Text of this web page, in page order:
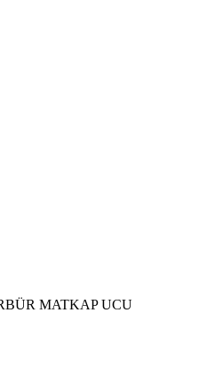
MATKAP UCU